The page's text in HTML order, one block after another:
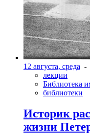
12 августа, среда -
лекции
Библиотека
библиотеки
Историк
жизни